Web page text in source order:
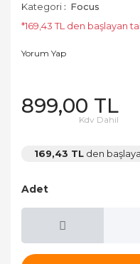
Kategori
Focus
*169,43 TL den başlayan
Yorum Yap
899,00 TL
Kdv Dahil
169,43 TL den
Adet